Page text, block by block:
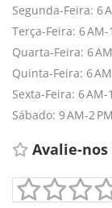
Segunda-Feira: 6
Terça-Feira: 6 AM-
Quarta-Feira: 6
Quinta-Feira: 6
Sexta-Feira: 6 AM-
Sábado: 9 AM-2 PM
Avalie-